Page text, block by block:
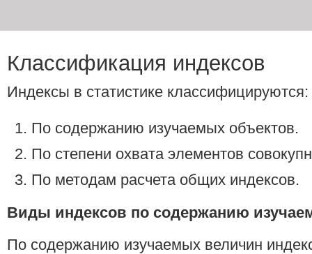
Классификация индексов
Индексы в статистике классифицируются:
По содержанию изучаемых объектов.
По степени охвата элементов
По методам расчета общих индексов.
Виды индексов по содержанию
По содержанию изучаемых величин